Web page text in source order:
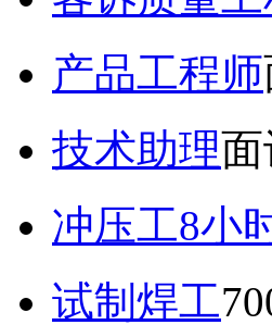
产品工程师
技术助理面
冲压工8小
试制焊工